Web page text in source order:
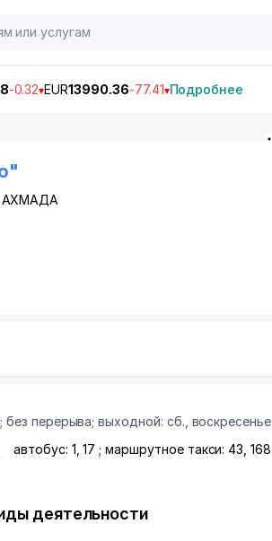
-0.32 EUR13990.36-77.41 Подробнее
АХМАДА
без перерыва; выходной: сб., воскресенье
автобус: 1, 17 ; маршрутное такси: 43, 168
деятельности